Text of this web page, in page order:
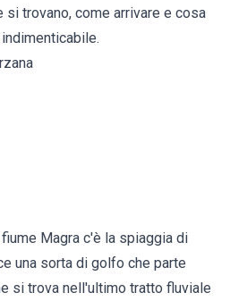
trovano, come arrivare e cosa
Magra c'è la spiaggia di
una sorta di golfo che parte
si trova nell'ultimo tratto fluviale